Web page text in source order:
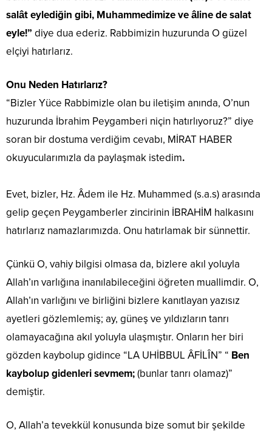
salât eylediğin gibi, Muhammedimize ve âline de salat
eyle!” diye dua ederiz. Rabbimizin huzurunda O güzel
elçiyi hatırlarız.
Onu Neden Hatırlarız?
“Bizler Yüce Rabbimizle olan bu iletişim anında, O’nun
huzurunda İbrahim Peygamberi niçin hatırlıyoruz?” diye
soran bir dostuma verdiğim cevabı, MİRAT HABER
okuyucularımızla da paylaşmak istedim.
Evet, bizler, Hz. Âdem ile Hz. Muhammed (s.a.s) arasında
gelip geçen Peygamberler zincirinin İBRAHİM halkasını
hatırlarız namazlarımızda. Onu hatırlamak bir sünnettir.
Çünkü O, vahiy bilgisi olmasa da, bizlere akıl yoluyla
Allah’ın varlığına inanılabileceğini öğreten muallimdir. O,
Allah’ın varlığını ve birliğini bizlere kanıtlayan yazısız
ayetleri gözlemlemiş; ay, güneş ve yıldızların tanrı
olamayacağına akıl yoluyla ulaşmıştır. Onların her biri
gözden kaybolup gidince “LA UHİBBUL ÂFİLÎN” “ Ben
kaybolup gidenleri sevmem;(bunlar tanrı olamaz)”
demiştir.
O, Allah’a tevekkül konusunda bize somut bir şekilde